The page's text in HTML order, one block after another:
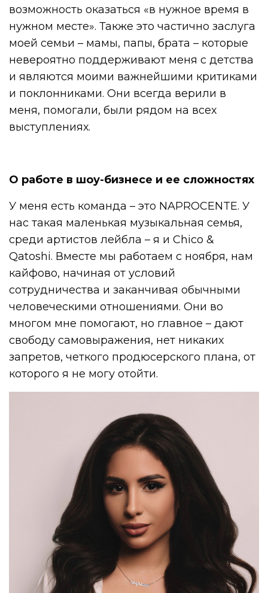
возможность оказаться «в нужное время в
нужном месте». Также это частично заслуга
моей семьи – мамы, папы, брата – которые
невероятно поддерживают меня с детства
и являются моими важнейшими критиками
и поклонниками. Они всегда верили в
меня, помогали, были рядом на всех
выступлениях.
О работе в шоу-бизнесе и ее сложностях
У меня есть команда – это NAPROCENTE. У
нас такая маленькая музыкальная семья,
среди артистов лейбла – я и Chico &
Qatoshi. Вместе мы работаем с ноября, нам
кайфово, начиная от условий
сотрудничества и заканчивая обычными
человеческими отношениями. Они во
многом мне помогают, но главное – дают
свободу самовыражения, нет никаких
запретов, четкого продюсерского плана, от
которого я не могу отойти.